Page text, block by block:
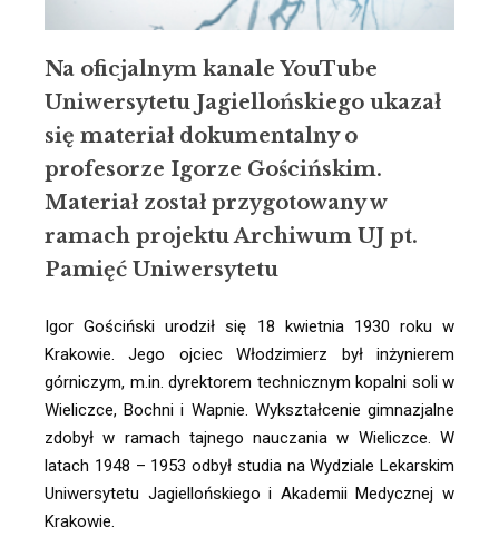
Na oficjalnym kanale YouTube
Uniwersytetu Jagiellońskiego ukazał
się materiał dokumentalny o
profesorze Igorze Gościńskim.
Materiał został przygotowany w
ramach projektu Archiwum UJ pt.
Pamięć Uniwersytetu
Igor Gościński urodził się 18 kwietnia 1930 roku w
Krakowie. Jego ojciec Włodzimierz był inżynierem
górniczym, m.in. dyrektorem technicznym kopalni soli w
Wieliczce, Bochni i Wapnie. Wykształcenie gimnazjalne
zdobył w ramach tajnego nauczania w Wieliczce. W
latach 1948 – 1953 odbył studia na Wydziale Lekarskim
Uniwersytetu Jagiellońskiego i Akademii Medycznej w
Krakowie.